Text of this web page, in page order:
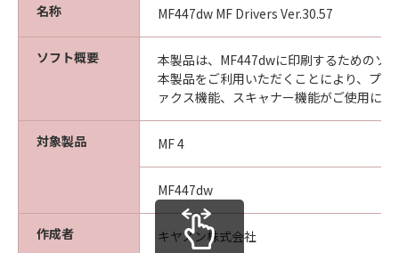
意味し、指し示すものとします。
10．分離可能性
本契約書のいずれかの条項またはその一部が法
律により無効であると決定された場合でも、そ
す。
キヤノン株式会社
名称 MF447dw MF Drivers Ver.30.57
ソフト概要
本製品は、MF447dwに印刷するためのソ
本製品をご利用いただくことにより、プリ
ァクス機能、スキャナー機能がご使用にな
対象製品 MF 4
MF447dw
作成者 キヤノン株式会社